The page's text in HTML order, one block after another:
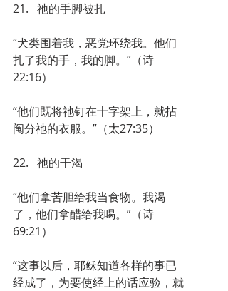
21.   祂的手脚被扎
“犬类围着我，恶党环绕我。他们
扎了我的手，我的脚。”（诗
22:16）
“他们既将祂钉在十字架上，就拈
阄分祂的衣服。”（太27:35）
22.   祂的干渴
“他们拿苦胆给我当食物。我渴
了，他们拿醋给我喝。”（诗
69:21）
“这事以后，耶稣知道各样的事已
经成了，为要使经上的话应验，就